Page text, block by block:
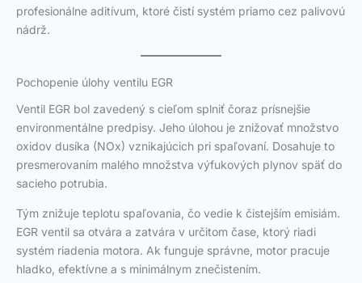
profesionálne aditívum, ktoré čistí systém priamo cez palivovú
nádrž.
Pochopenie úlohy ventilu EGR
Ventil EGR bol zavedený s cieľom splniť čoraz prísnejšie
environmentálne predpisy. Jeho úlohou je znižovať množstvo
oxidov dusíka (NOx) vznikajúcich pri spaľovaní. Dosahuje to
presmerovaním malého množstva výfukových plynov späť do
sacieho potrubia.
Tým znižuje teplotu spaľovania, čo vedie k čistejším emisiám.
EGR ventil sa otvára a zatvára v určitom čase, ktorý riadi
systém riadenia motora. Ak funguje správne, motor pracuje
hladko, efektívne a s minimálnym znečistením.